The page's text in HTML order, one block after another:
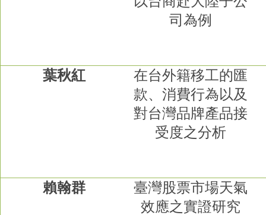
司為例
葉秋紅
在台外籍移工的匯
款、消費行為以及
對台灣品牌產品接
受度之分析
賴翰群
臺灣股票市場天氣
效應之實證研究